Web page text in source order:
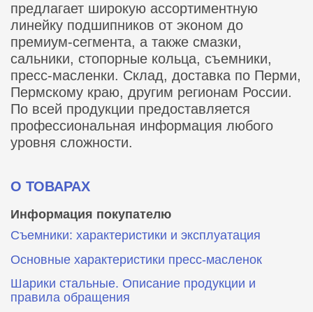
предлагает широкую ассортиментную
линейку подшипников от эконом до
премиум-сегмента, а также смазки,
сальники, стопорные кольца, съемники,
пресс-масленки. Склад, доставка по Перми,
Пермскому краю, другим регионам России.
По всей продукции предоставляется
профессиональная информация любого
уровня сложности.
О ТОВАРАХ
Информация покупателю
Съемники: характеристики и эксплуатация
Основные характеристики пресс‑масленок
Шарики стальные. Описание продукции и
правила обращения